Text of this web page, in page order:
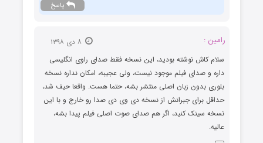
پاسخ
رامین :
سلام کاش نوشته بودید، این نسخه فقط صدای راوی انگلیسی
داره و صدای فیلم موجود نیست، ولی عجیبه، امکان نداره نسخه
بلوری بدون زبان اصلی منتشر بشه، حتما هست. واقعا حیف شد،
حداقل برای جبرانش از نسخه دی وی دی صدا رو خارج و با این
نسخه سینک کنید، اگر هم صدای صوت اصلی فیلم پیدا بشه،
عالیه.